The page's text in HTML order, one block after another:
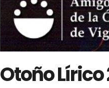
Otoño Lírico